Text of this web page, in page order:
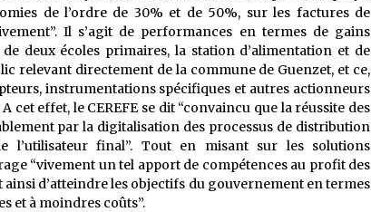
de l’ordre de 30% et de 50%, sur les factures de
Il s’agit de performances en termes de gains
deux écoles primaires, la station d’alimentation et de
relevant directement de la commune de Guenzet, et ce,
instrumentations spécifiques et autres actionneurs
cet effet, le CEREFE se dit “convaincu que la réussite des
par la digitalisation des processus de distribution
l’utilisateur final”. Tout en misant sur les solutions
“vivement un tel apport de compétences au profit des
d’atteindre les objectifs du gouvernement en termes
et à moindres coûts”.